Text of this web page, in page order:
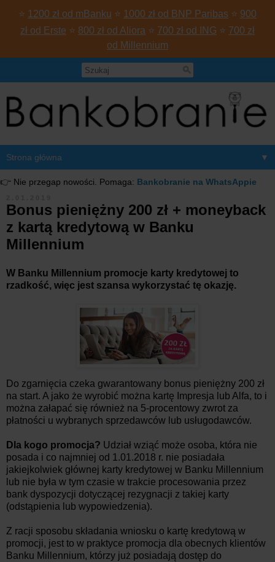
⭐ 1200 zł od mBanku ⭐ 1000 zł od BNP Paribas ⭐ 900
zł od Erste ⭐ 800 zł od Aliora ⭐ 700 zł od ING ⭐ 700 zł
od Millennium
▼
👉 Nie przegap nowości. Pomaga: Bankobranie na WhatsAppie
Bonus pieniężny 200 zł + moneyback
z kartą kredytową w Banku
Millennium
W Banku Millennium promocje karty kredytowej to
rzadkość, więc jest szansa wykorzystać tę okazję.
Do zgarnięcia czeka gwarantowany bonus pieniężny 200 zł
na start. A jako że wyrobić można kartę Impresja lub Alfa, to i
można załapać się również na 5-procentowy zwrot za
płatności u wybranych sprzedawców lub usługodawców.
Dla kogo promocja? Udział wziąć może osoba, która nie
posada i co najmniej od 1.01.2018 r. nie posiadała
jakiejkolwiek głównej karty kredytowej w Banku Millennium
lub nie była w tym czasie w trakcie procesowania przez
bank dyspozycji dotyczącej rezygnacji z takiej karty
(odstąpienia lub wypowiedzenia).
Z racji sposobu składania wniosku o kartę kredytową w
promocji, jest to w praktyce promocja dla obecnych klientów
Banku Millennium, którzy już posiadają dostęp do